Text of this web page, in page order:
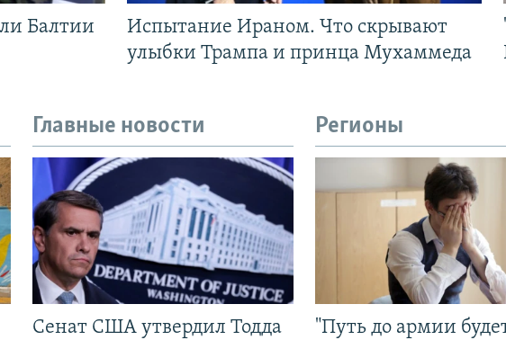
Балтии
Испытание Ираном. Что скрывают
улыбки Трампа и принца Мухаммеда
Главные новости
Сенат США утвердил Тодда
Регионы
"Путь до армии